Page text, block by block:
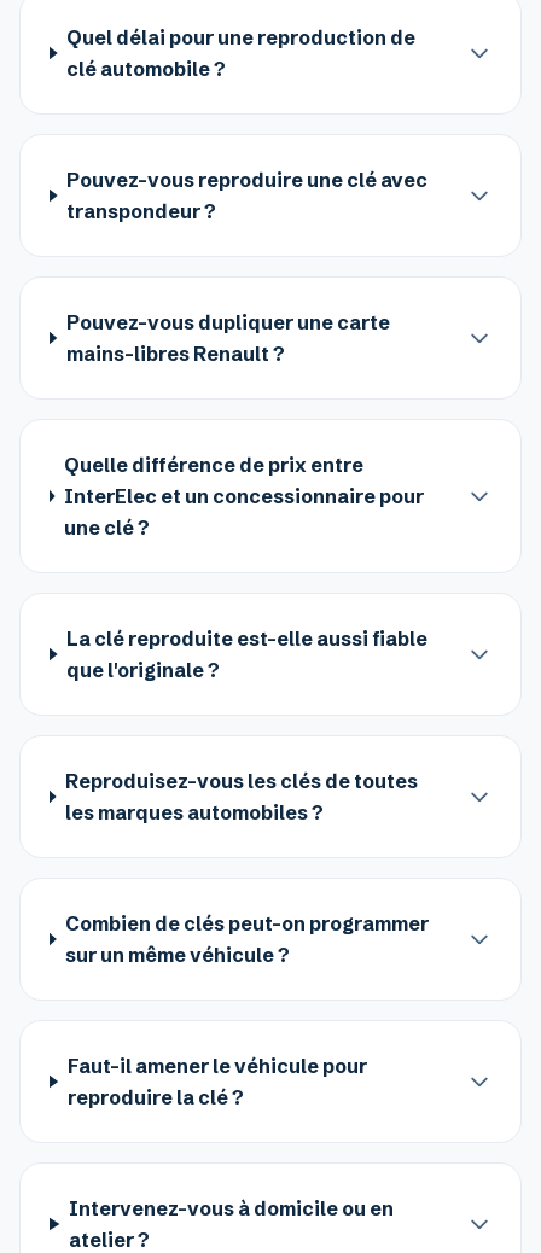
Quel délai pour une reproduction de
clé automobile ?
Pouvez-vous reproduire une clé avec
transpondeur ?
Pouvez-vous dupliquer une carte
mains-libres Renault ?
Quelle différence de prix entre
InterElec et un concessionnaire pour
une clé ?
La clé reproduite est-elle aussi fiable
que l'originale ?
Reproduisez-vous les clés de toutes
les marques automobiles ?
Combien de clés peut-on programmer
sur un même véhicule ?
Faut-il amener le véhicule pour
reproduire la clé ?
Intervenez-vous à domicile ou en
atelier ?